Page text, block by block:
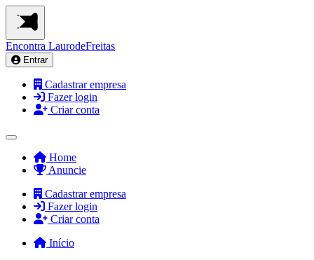
Encontra LaurodeFreitas
Entrar
Cadastrar empresa
Fazer login
Criar conta
Home
Anuncie
Cadastrar empresa
Fazer login
Criar conta
Início